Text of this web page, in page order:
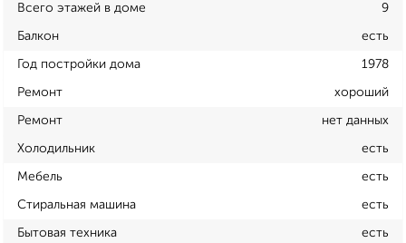
Всего этажей в доме 9
Балкон есть
Год постройки дома 1978
Ремонт хороший
Ремонт нет данных
Холодильник есть
Мебель есть
Стиральная машина есть
Бытовая техника есть